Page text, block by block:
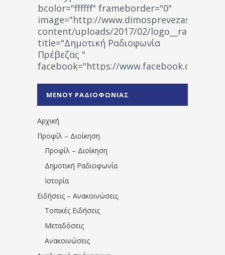
bcolor="ffffff" frameborder="0"
image="http://www.dimosprevezas.gr/wp-
content/uploads/2017/02/
title="Δημοτική Ραδιοφωνία
Πρέβεζας "
facebook="https://www.facebook.com/
1531194763766854/" artist="" ]
ΜΕΝΟΥ ΡΑΔΙΟΦΩΝΙΑΣ
Αρχική
Προφίλ – Διοίκηση
Προφίλ – Διοίκηση
Δημοτική Ραδιοφωνία
Ιστορία
Ειδήσεις – Ανακοινώσεις
Τοπικές Ειδήσεις
Μεταδόσεις
Ανακοινώσεις